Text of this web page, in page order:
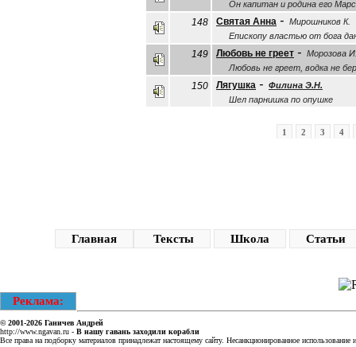
Он капитан и родина его
148 Святая Анна - Мирошников К.
Епископу властью от бога
149 Любовь не греет - Морозова
Любовь не греет, водка не
150 Лягушка - Филина Э.Н.
Шел парнишка по опушке
1 2 3 4
Главная Тексты Школа Статьи
Реклама:
© 2001-2026 Ганичев Андрей
http://www.ngavan.ru - В нашу гавань заходили корабли
Все права на подборку материалов принадлежат настоящему сайту. Несанкционированное